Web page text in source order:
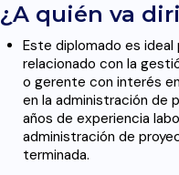
¿A quién va
Este diplomado es
relacionado con la
o gerente con interés
en la administración de
años de experiencia
administración de
terminada.